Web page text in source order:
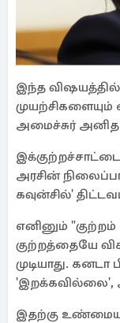
இந்த
முயற்சிகளையும்
அமைச்சுர்
அரசின்
கவுன்சில்'
எனினும் "குற்றம்
குற்றத்தையே
முடியாது.
'இறக்கவில்லை',
இதற்கு